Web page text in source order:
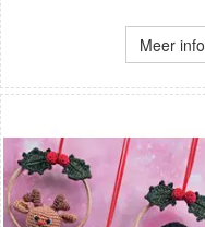
Meer info